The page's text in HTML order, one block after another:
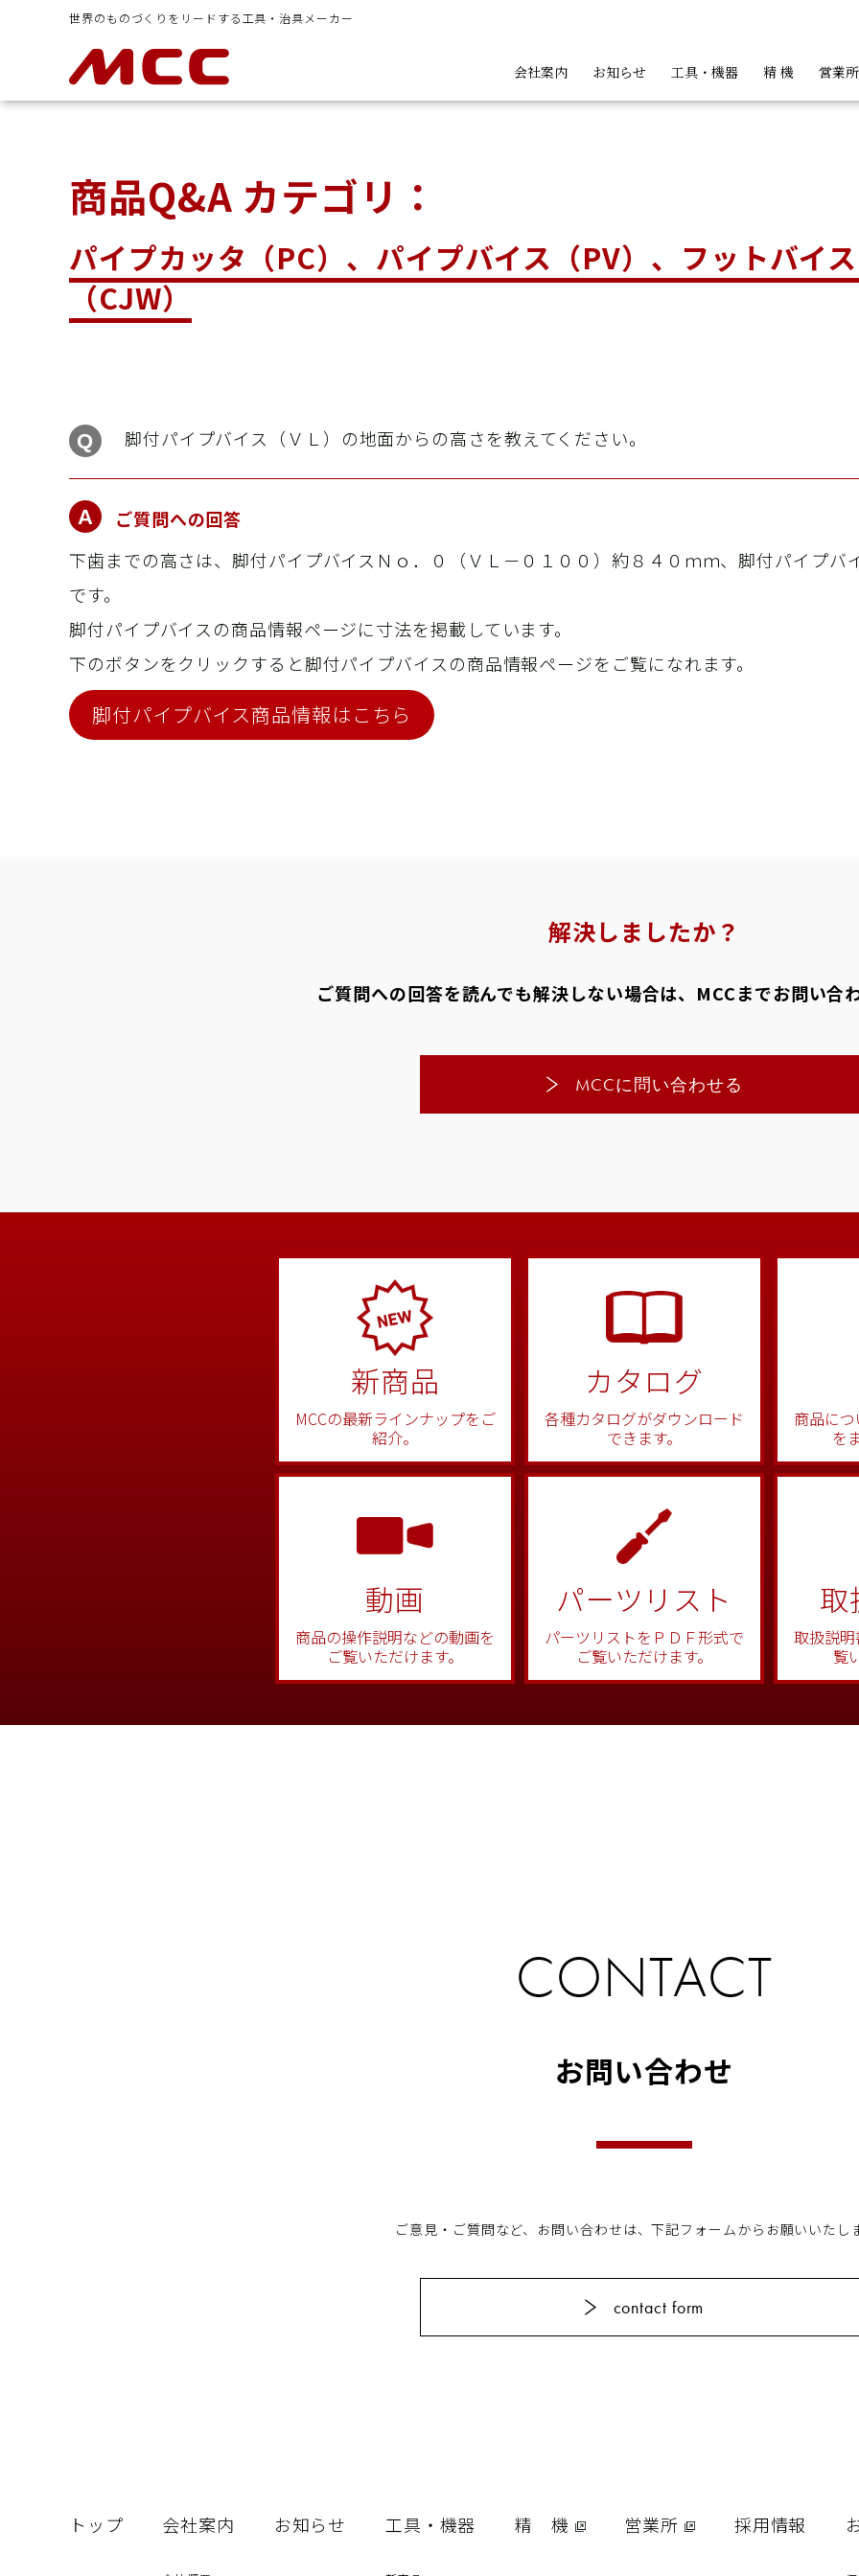
世界のものづくりをリードする工具・治具メーカー
会社案内 お知らせ 工具・機器 精 機 営業所
ラチェットレンチ類 ボルトクリッパ類
商品Q&A カテゴリ：
パイプカッタ（PC）、パイプバイス（PV）、フットバイ
（CJW）
脚付パイプバイス（ＶＬ）の地面からの高さを教えてください。
ご質問への回答
下歯までの高さは、脚付パイプバイスＮｏ．０（ＶＬ－０１００）約８４０ｍｍ、脚付パイプ
です。
脚付パイプバイスの商品情報ページに寸法を掲載しています。
下のボタンをクリックすると脚付パイプバイスの商品情報ページをご覧になれます。
脚付パイプバイス商品情報はこちら
解決しましたか？
ご質問への回答を読んでも解決しない場合は、MCCまでお問い合
MCCに問い合わせる
新商品
MCCの最新ラインナップをご
紹介。
カタログ
各種カタログがダウンロード
できます。
商品に
を
動画
商品の操作説明などの動画を
ご覧いただけます。
パーツリスト
パーツリストをＰＤＦ形式で
ご覧いただけます。
取
取扱説
覧
CONTACT
お問い合わせ
ご意見・ご質問など、お問い合わせは、下記フォームからお願いいたし
contact form
トップ 会社案内 お知らせ 工具・機器 精 機 営業所 採用情報